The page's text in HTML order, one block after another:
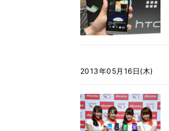
2013年05月16日(木)